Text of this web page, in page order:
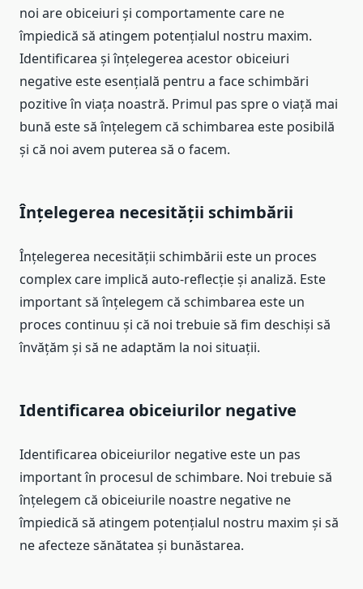
noi are obiceiuri și comportamente care ne
împiedică să atingem potențialul nostru maxim.
Identificarea și înțelegerea acestor obiceiuri
negative este esențială pentru a face schimbări
pozitive în viața noastră. Primul pas spre o viață mai
bună este să înțelegem că schimbarea este posibilă
și că noi avem puterea să o facem.
Înțelegerea necesității schimbării
Înțelegerea necesității schimbării este un proces
complex care implică auto-reflecție și analiză. Este
important să înțelegem că schimbarea este un
proces continuu și că noi trebuie să fim deschiși să
învățăm și să ne adaptăm la noi situații.
Identificarea obiceiurilor negative
Identificarea obiceiurilor negative este un pas
important în procesul de schimbare. Noi trebuie să
înțelegem că obiceiurile noastre negative ne
împiedică să atingem potențialul nostru maxim și să
ne afecteze sănătatea și bunăstarea.